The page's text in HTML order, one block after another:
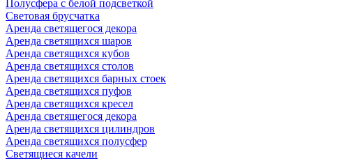
Полусфера с белой подсветкой
Световая брусчатка
Аренда светящегося декора
Аренда светящихся шаров
Аренда светящихся кубов
Аренда светящихся столов
Аренда светящихся барных стоек
Аренда светящихся пуфов
Аренда светящихся кресел
Аренда светящегося декора
Аренда светящихся цилиндров
Аренда светящихся полусфер
Светящиеся качели